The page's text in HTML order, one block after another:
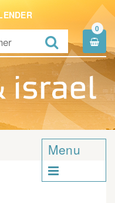

0

Menu
